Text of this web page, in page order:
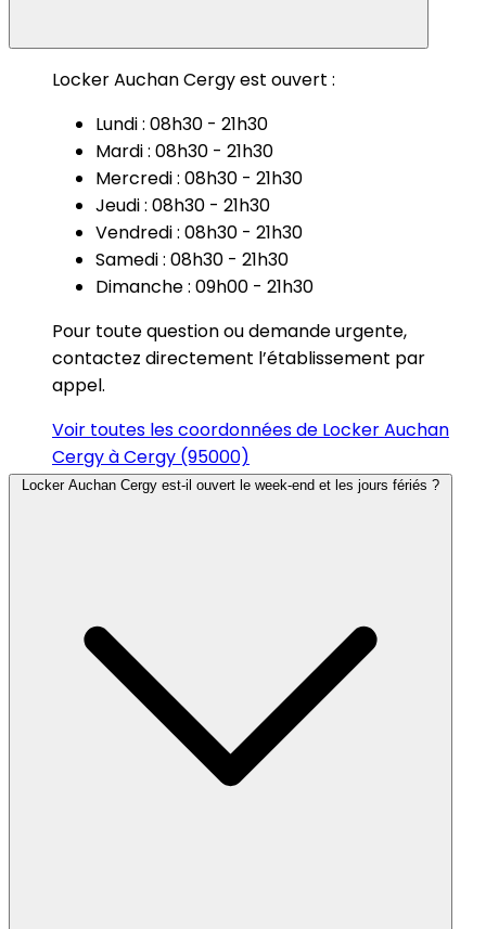
Locker Auchan Cergy est ouvert :
Lundi : 08h30 - 21h30
Mardi : 08h30 - 21h30
Mercredi : 08h30 - 21h30
Jeudi : 08h30 - 21h30
Vendredi : 08h30 - 21h30
Samedi : 08h30 - 21h30
Dimanche : 09h00 - 21h30
Pour toute question ou demande urgente,
contactez directement l’établissement par
appel.
Voir toutes les coordonnées de Locker Auchan
Cergy à Cergy (95000)
Locker Auchan Cergy est-il ouvert le week-end et les jours fériés ?